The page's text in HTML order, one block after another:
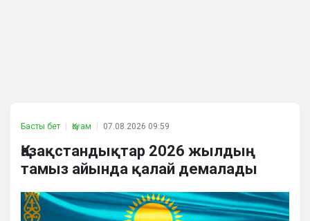
Басты бет Қоғам 07.08.2026 09:59
Қазақстандықтар 2026 жылдың
тамыз айында қалай демалады